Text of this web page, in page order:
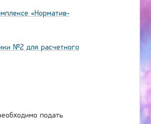
«Норматив-
№2 для расчетного
подать